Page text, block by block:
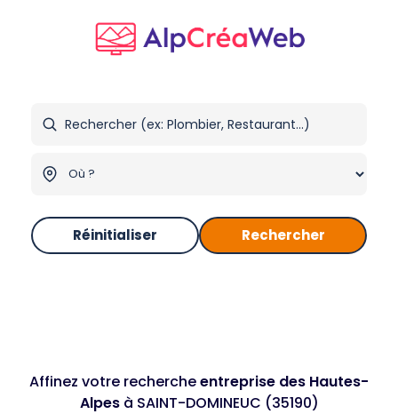
Réinitialiser Rechercher
Affinez votre rechercheentreprise des Hautes-
Alpesà SAINT-DOMINEUC (35190)